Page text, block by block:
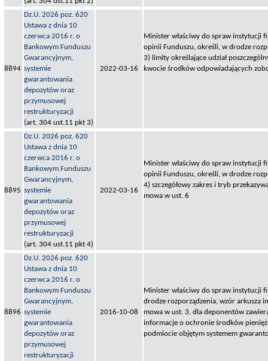
8894
Dz.U. 2026 poz. 620
Ustawa z dnia 10
czerwca 2016 r. o
Bankowym Funduszu
Gwarancyjnym,
systemie
gwarantowania
depozytów oraz
przymusowej
restrukturyzacji
(art. 304 ust.11 pkt 3)
2022-03-16
Minister właściwy do spraw instytucji
opinii Funduszu, określi, w drodze
3) limity określające udział
kwocie środków odpowiadających
8895
Dz.U. 2026 poz. 620
Ustawa z dnia 10
czerwca 2016 r. o
Bankowym Funduszu
Gwarancyjnym,
systemie
gwarantowania
depozytów oraz
przymusowej
restrukturyzacji
(art. 304 ust.11 pkt 4)
2022-03-16
Minister właściwy do spraw instytucji
opinii Funduszu, określi, w drodze
4) szczegółowy zakres i tryb
mowa w ust. 6
8896
Dz.U. 2026 poz. 620
Ustawa z dnia 10
czerwca 2016 r. o
Bankowym Funduszu
Gwarancyjnym,
systemie
gwarantowania
depozytów oraz
przymusowej
restrukturyzacji
2016-10-08
Minister właściwy do spraw instytucji
drodze rozporządzenia, wzór arkusza
mowa w ust. 3, dla deponentów
informacje o ochronie środków
podmiocie objętym systemem